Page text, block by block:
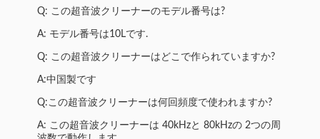
Q: この超音波クリーナーのモデル番号は?
A: モデル番号は10Lです.
Q: この超音波クリーナーはどこで作られていますか?
A:中国製です
Q:この超音波クリーナーは何回頻度で使われますか?
A: この超音波クリーナーは 40kHzと 80kHzの 2つの周